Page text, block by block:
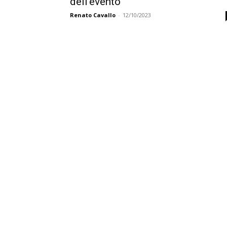
Renato Cavallo - 12/10/2023